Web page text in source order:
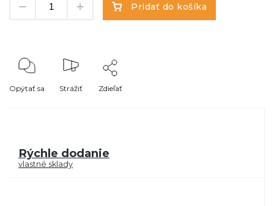
Pridať do košíka
Opýtať sa Strážiť Zdieľať
Rýchle dodanie
vlastné sklady